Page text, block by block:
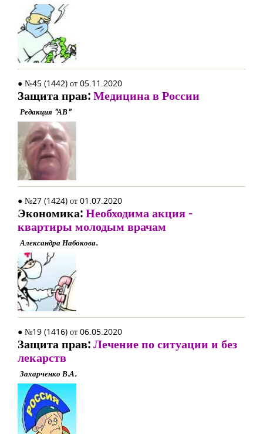
● №45 (1442) от 05.11.2020
Защита прав:Медицина в России
Редакция "АВ"
● №27 (1424) от 01.07.2020
Экономика:Необходима акция -
квартиры молодым врачам
Александра Набокова.
● №19 (1416) от 06.05.2020
Защита прав:Лечение по ситуации и без
лекарств
Захарченко В.А.